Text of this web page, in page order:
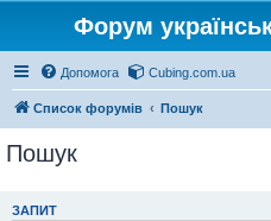
Форум
Допомога Cubing.com.ua
Список форумів Пошук
Пошук
ЗАПИТ